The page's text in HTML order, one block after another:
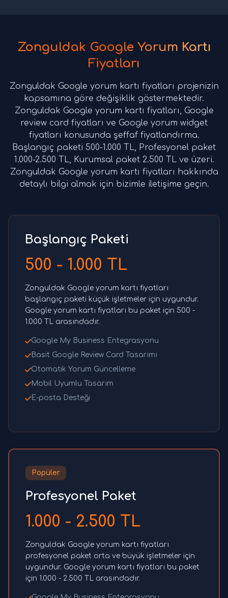
Zonguldak Google Yorum Kartı
Fiyatları
Zonguldak Google yorum kartı fiyatları projenizin
kapsamına göre değişiklik göstermektedir.
Zonguldak Google yorum kartı fiyatları, Google
review card fiyatları ve Google yorum widget
fiyatları konusunda şeffaf fiyatlandırma.
Başlangıç paketi 500-1.000 TL, Profesyonel paket
1.000-2.500 TL, Kurumsal paket 2.500 TL ve üzeri.
Zonguldak Google yorum kartı fiyatları hakkında
detaylı bilgi almak için bizimle iletişime geçin.
Başlangıç Paketi
500 - 1.000 TL
Zonguldak Google yorum kartı fiyatları
başlangıç paketi küçük işletmeler için uygundur.
Google yorum kartı fiyatları bu paket için 500 -
1.000 TL arasındadır.
Google My Business Entegrasyonu
Basit Google Review Card Tasarımı
Otomatik Yorum Güncelleme
Mobil Uyumlu Tasarım
E-posta Desteği
Popüler
Profesyonel Paket
1.000 - 2.500 TL
Zonguldak Google yorum kartı fiyatları
profesyonel paket orta ve büyük işletmeler için
uygundur. Google yorum kartı fiyatları bu paket
için 1.000 - 2.500 TL arasındadır.